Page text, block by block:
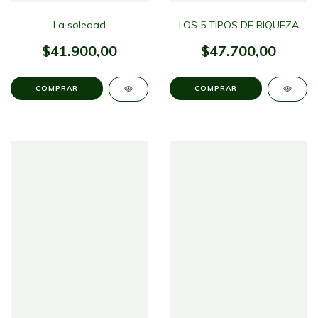
La soledad
$41.900,00
LOS 5 TIPOS DE RIQUEZA
$47.700,00